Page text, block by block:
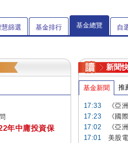
慧篩選 基金排行 基金總覽 自
年中庸投資保
新聞
基金新聞 推
17:33
《亞
17:23
《國
17:02
《亞
17:01
美股